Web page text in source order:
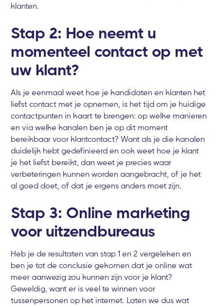
klanten.
Stap 2: Hoe neemt u
momenteel contact op met
uw klant?
Als je eenmaal weet hoe je kandidaten en klanten het
liefst contact met je opnemen, is het tijd om je huidige
contactpunten in kaart te brengen: op welke manieren
en via welke kanalen ben je op dit moment
bereikbaar voor klantcontact? Want als je die kanalen
duidelijk hebt gedefinieerd en ook weet hoe je klant
je het liefst bereikt, dan weet je precies waar
verbeteringen kunnen worden aangebracht, of je het
al goed doet, of dat je ergens anders moet zijn.
Stap 3: Online marketing
voor uitzendbureaus
Heb je de resultaten van stap 1 en 2 vergeleken en
ben je tot de conclusie gekomen dat je online wat
meer aanwezig zou kunnen zijn voor je klant?
Geweldig, want er is veel te winnen voor
tussenpersonen op het internet. Laten we dus wat